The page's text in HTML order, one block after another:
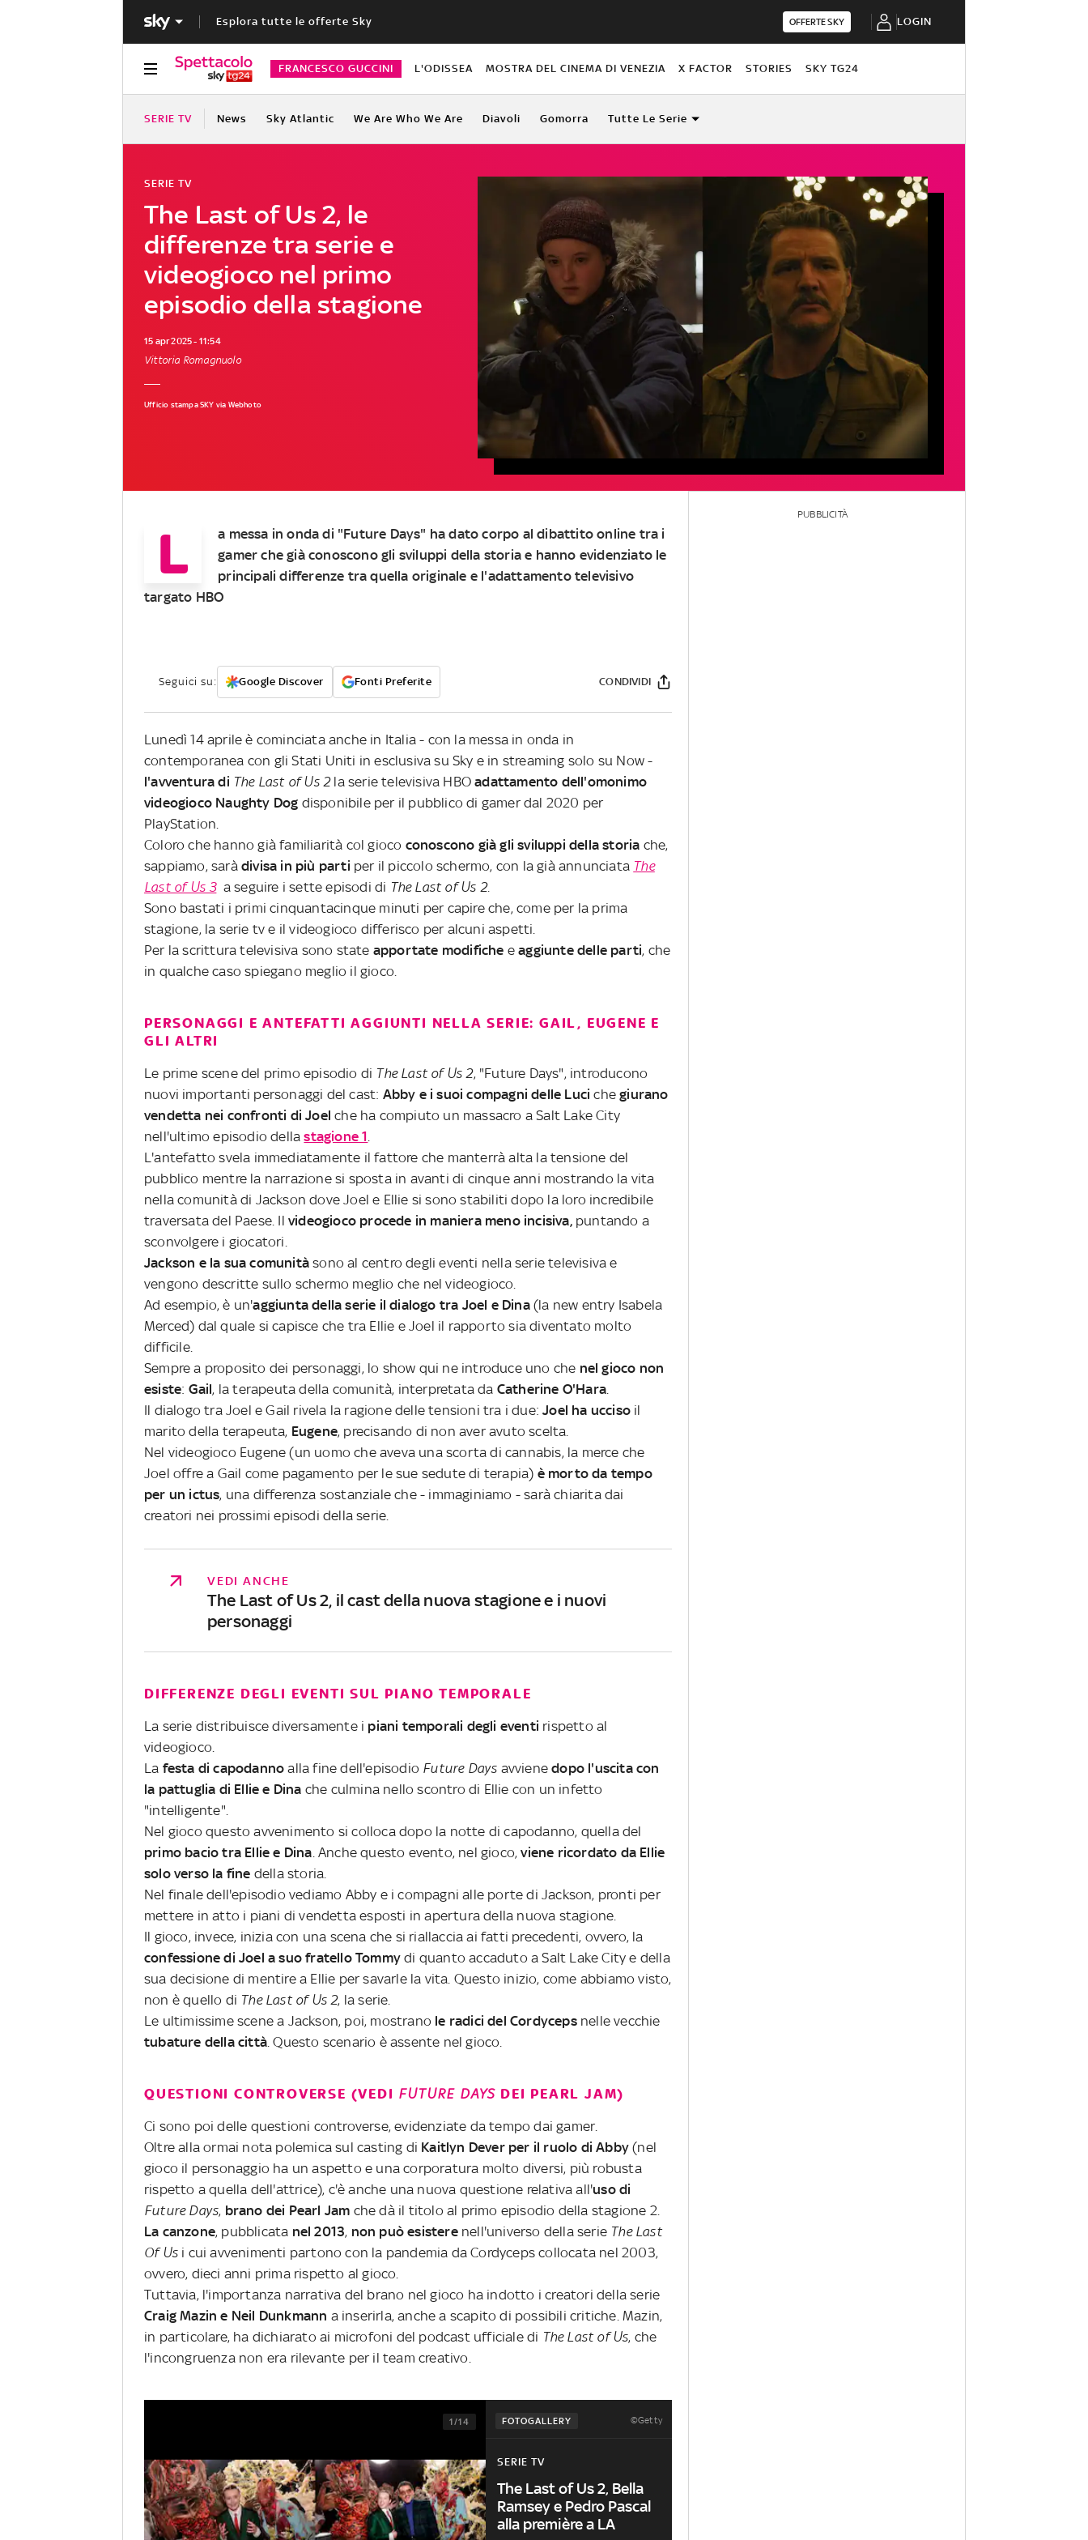
Esplora tutte le offerte Sky OFFERTE SKY LOGIN
FRANCESCO GUCCINI L'ODISSEA MOSTRA DEL CINEMA DI VENEZIA X FACTOR STORIES SKY TG24
SERIE TV News Sky Atlantic We Are Who We Are Diavoli Gomorra Tutte Le Serie
The Last of Us 2, le
differenze tra serie e
videogioco nel primo
episodio della stagione
SERIE TV
15 apr 2025 - 11:54
Vittoria Romagnuolo
Ufficio stampa SKY via Webhoto
L
a messa in onda di "Future Days" ha dato corpo al dibattito online tra i
gamer che già conoscono gli sviluppi della storia e hanno evidenziato le
principali differenze tra quella originale e l'adattamento televisivo
targato HBO
Seguici su: Google Discover Fonti Preferite CONDIVIDI
Lunedì 14 aprile è cominciata anche in Italia - con la messa in onda in
contemporanea con gli Stati Uniti in esclusiva su Sky e in streaming solo su Now -
l'avventura di The Last of Us 2la serie televisiva HBOadattamento dell'omonimo
videogioco Naughty Dog disponibile per il pubblico di gamer dal 2020 per
PlayStation.
Coloro che hanno già familiarità col gioco conoscono già gli sviluppi della storia che,
sappiamo, sarà divisa in più parti per il piccolo schermo, con la già annunciata The
Last of Us 3a seguire i sette episodi di The Last of Us 2.
Sono bastati i primi cinquantacinque minuti per capire che, come per la prima
stagione, la serie tv e il videogioco differisco per alcuni aspetti.
Per la scrittura televisiva sono state apportate modifiche eaggiunte delle parti, che
in qualche caso spiegano meglio il gioco.
PERSONAGGI E ANTEFATTI AGGIUNTI NELLA SERIE: GAIL, EUGENE E
GLI ALTRI
Le prime scene del primo episodio di The Last of Us 2, "Future Days", introducono
nuovi importanti personaggi del cast: Abby e i suoi compagni delle Lucichegiurano
vendetta nei confronti di Joel che ha compiuto un massacro a Salt Lake City
nell'ultimo episodio dellastagione 1
L'antefatto svela immediatamente il fattore che manterrà alta la tensione del
pubblico mentre la narrazione si sposta in avanti di cinque anni mostrando la vita
nella comunità di Jackson dove Joel e Ellie si sono stabiliti dopo la loro incredibile
traversata del Paese. Il videogioco procede in maniera meno incisiva, puntando a
sconvolgere i giocatori.
Jackson e la sua comunitàsono al centro degli eventi nella serie televisiva e
vengono descritte sullo schermo meglio che nel videogioco.
Ad esempio, è un'aggiunta della serie il dialogo tra Joel e Dina(la new entry Isabela
Merced) dal quale si capisce che tra Ellie e Joel il rapporto sia diventato molto
difficile.
Sempre a proposito dei personaggi, lo show qui ne introduce uno che nel gioco non
esiste: Gail, la terapeuta della comunità, interpretata da Catherine O'Hara
Il dialogo tra Joel e Gail rivela la ragione delle tensioni tra i due:Joel ha ucciso il
marito della terapeuta, Eugene, precisando di non aver avuto scelta.
Nel videogioco Eugene (un uomo che aveva una scorta di cannabis, la merce che
Joel offre a Gail come pagamento per le sue sedute di terapia) è morto da tempo
per un ictus, una differenza sostanziale che - immaginiamo - sarà chiarita dai
creatori nei prossimi episodi della serie.
VEDI ANCHE
The Last of Us 2, il cast della nuova stagione e i nuovi
personaggi
DIFFERENZE DEGLI EVENTI SUL PIANO TEMPORALE
La serie distribuisce diversamente i piani temporali degli eventi rispetto al
videogioco.
La festa di capodannoalla fine dell'episodio Future Days avviene dopo l'uscita con
la pattuglia di Ellie e Dina che culmina nello scontro di Ellie con un infetto
"intelligente".
Nel gioco questo avvenimento si colloca dopo la notte di capodanno, quella del
primo bacio tra Ellie e Dina . Anche questo evento, nel gioco, viene ricordato da Ellie
solo verso la fine della storia.
Nel finale dell'episodio vediamo Abby e i compagni alle porte di Jackson, pronti per
mettere in atto i piani di vendetta esposti in apertura della nuova stagione.
Il gioco, invece, inizia con una scena che si riallaccia ai fatti precedenti, ovvero, la
confessione di Joel a suo fratello Tommy di quanto accaduto a Salt Lake City e della
sua decisione di mentire a Ellie per savarle la vita. Questo inizio, come abbiamo visto,
non è quello di The Last of Us 2, la serie.
Le ultimissime scene a Jackson, poi, mostrano le radici del Cordycepsnelle vecchie
tubature della città . Questo scenario è assente nel gioco.
QUESTIONI CONTROVERSE (VEDI FUTURE DAYS DEI PEARL JAM)
Ci sono poi delle questioni controverse, evidenziate da tempo dai gamer.
Oltre alla ormai nota polemica sul casting di Kaitlyn Dever per il ruolo di Abby (nel
gioco il personaggio ha un aspetto e una corporatura molto diversi, più robusta
rispetto a quella dell'attrice), c'è anche una nuova questione relativa all'uso di
Future Days, brano dei Pearl Jam che dà il titolo al primo episodio della stagione 2.
La canzone, pubblicata nel 2013, non può esisterenell'universo della serie The Last
Of Us i cui avvenimenti partono con la pandemia da Cordyceps collocata nel 2003,
ovvero, dieci anni prima rispetto al gioco.
Tuttavia, l'importanza narrativa del brano nel gioco ha indotto i creatori della serie
Craig Mazin e Neil Dunkmann a inserirla, anche a scapito di possibili critiche. Mazin,
in particolare, ha dichiarato ai microfoni del podcast ufficiale di The Last of Us, che
l'incongruenza non era rilevante per il team creativo.
FOTOGALLERY ©Getty
1/14
SERIE TV
The Last of Us 2, Bella
Ramsey e Pedro Pascal
alla première a LA
PUBBLICITÀ